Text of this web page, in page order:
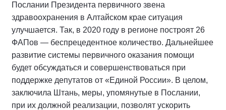
Послании Президента первичного звена
здравоохранения в Алтайском крае ситуация
улучшается. Так, в 2020 году в регионе построят 26
ФАПов — беспрецедентное количество. Дальнейшее
развитие системы первичного оказания помощи
будет обсуждаться и совершенствоваться при
поддержке депутатов от «Единой России». В целом,
заключила Штань, меры, упомянутые в Послании,
при их должной реализации, позволят ускорить